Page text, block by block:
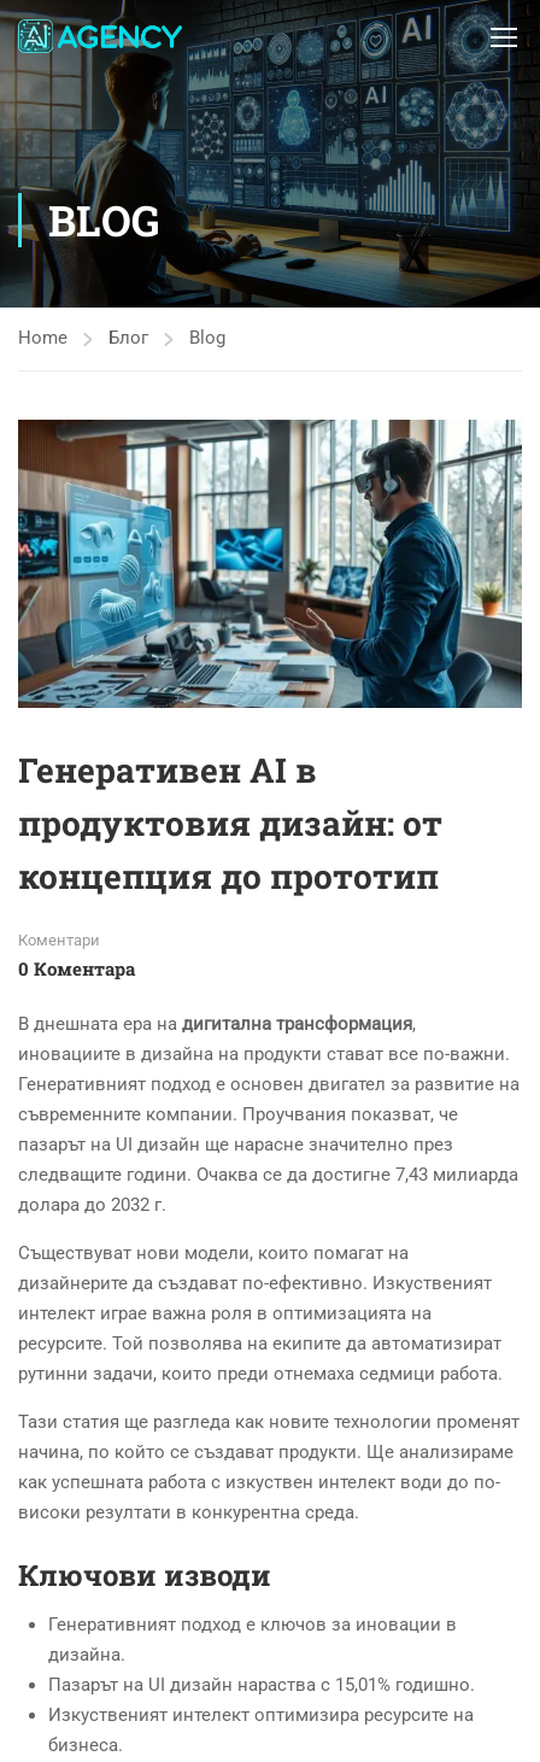
BLOG
Home Блог Blog
Генеративен AI в
продуктовия дизайн: от
концепция до прототип
Коментари
0 Коментара
В днешната ера на дигитална трансформация,
иновациите в дизайна на продукти стават все по-важни.
Генеративният подход е основен двигател за развитие на
съвременните компании. Проучвания показват, че
пазарът на UI дизайн ще нарасне значително през
следващите години. Очаква се да достигне 7,43 милиарда
долара до 2032 г.
Съществуват нови модели, които помагат на
дизайнерите да създават по-ефективно. Изкуственият
интелект играе важна роля в оптимизацията на
ресурсите. Той позволява на екипите да автоматизират
рутинни задачи, които преди отнемаха седмици работа.
Тази статия ще разгледа как новите технологии променят
начина, по който се създават продукти. Ще анализираме
как успешната работа с изкуствен интелект води до по-
високи резултати в конкурентна среда.
Ключови изводи
Генеративният подход е ключов за иновации в
дизайна.
Пазарът на UI дизайн нараства с 15,01% годишно.
Изкуственият интелект оптимизира ресурсите на
бизнеса.